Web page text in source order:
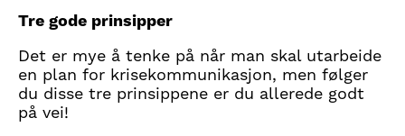
Tre gode prinsipper
Det er mye å tenke på når man skal utarbeide
en plan for krisekommunikasjon, men følger
du disse tre prinsippene er du allerede godt
på vei!